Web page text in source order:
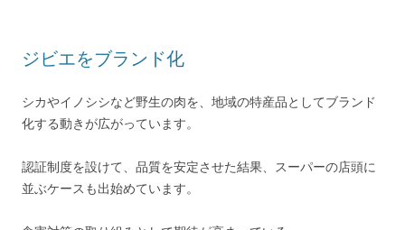
ジビエをブランド化
シカやイノシシなど野生の肉を、地域の特産品としてブランド
化する動きが広がっています。
認証制度を設けて、品質を安定させた結果、スーパーの店頭に
並ぶケースも出始めています。